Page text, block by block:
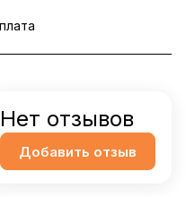
Нет отзывов
Добавить отзыв